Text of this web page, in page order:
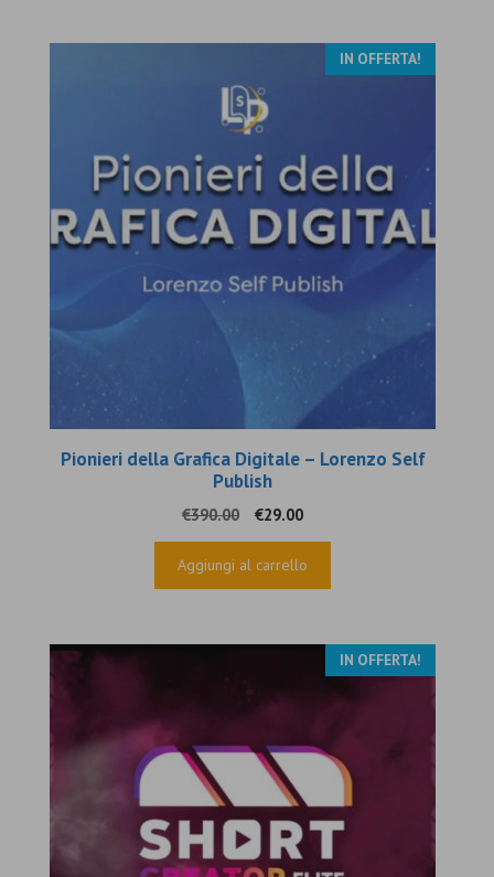
IN OFFERTA!
Pionieri della Grafica Digitale – Lorenzo Self
Publish
€390.00
Il
prezzo
originale
€29.00Il
prezzo
attuale
Aggiungi al carrello
IN OFFERTA!